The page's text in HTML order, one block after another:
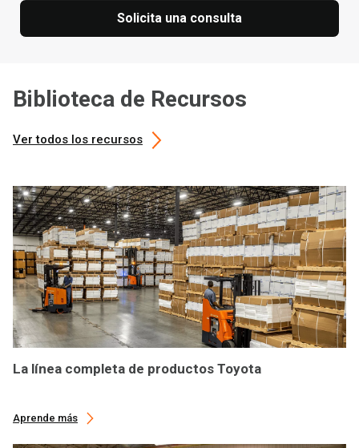
Solicita una consulta
Biblioteca de Recursos
Ver todos los recursos
La línea completa de productos Toyota
Aprende más